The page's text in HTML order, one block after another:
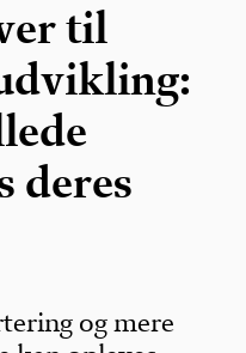
til
deres
og mere